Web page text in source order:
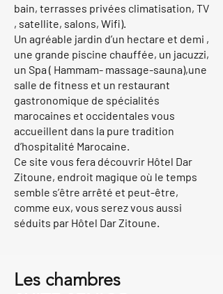
bain, terrasses privées climatisation, TV
, satellite, salons, Wifi).
Un agréable jardin d’un hectare et demi ,
une grande piscine chauffée, un jacuzzi,
un Spa ( Hammam- massage-sauna),une
salle de fitness et un restaurant
gastronomique de spécialités
marocaines et occidentales vous
accueillent dans la pure tradition
d’hospitalité Marocaine.
Ce site vous fera découvrir Hôtel Dar
Zitoune, endroit magique où le temps
semble s’être arrêté et peut-être,
comme eux, vous serez vous aussi
séduits par Hôtel Dar Zitoune.
Les chambres